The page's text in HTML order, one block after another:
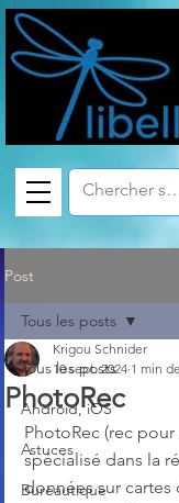
Post
Tous les posts
Android, iOS
Astuces
Bureautique
Tous les posts
PhotoRec
Krigou Schnider
10 sept. 2024 1 min
PhotoRec (rec pour
spécialisé dans la
données sur cartes